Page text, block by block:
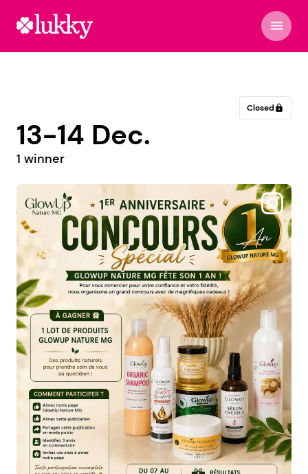
menu
Closed lock
13-14 Dec.
1 winner
@jeunesse_coiffurebulle